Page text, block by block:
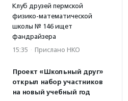
Клуб друзей пермской
физико-математической
школы № 146 ищет
фандрайзера
15:35 · Прислано НКО
Проект «Школьный друг»
открыл набор участников
на новый учебный год